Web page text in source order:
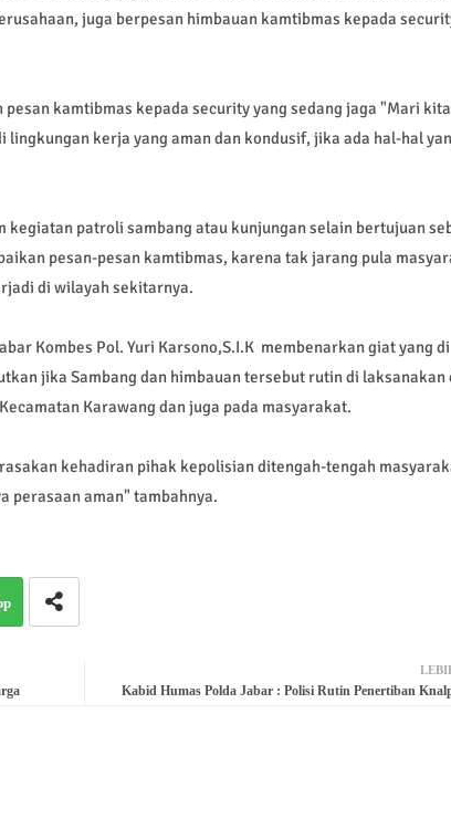
juga berpesan himbauan kamtibmas kepada
kamtibmas kepada security yang sedang jaga "Mari kita
kerja yang aman dan kondusif, jika ada hal-hal
kegiatan patroli sambang atau kunjungan selain bertujuan
pesan-pesan kamtibmas, karena tak jarang pula
di wilayah sekitarnya.
Kombes Pol. Yuri Karsono,S.I.K membenarkan giat yang di
jika Sambang dan himbauan tersebut rutin di laksanakan
Karawang dan juga pada masyarakat.
kehadiran pihak kepolisian ditengah-tengah
perasaan aman" tambahnya.
Kabid Humas Polda Jabar : Polisi Rutin Penertiban